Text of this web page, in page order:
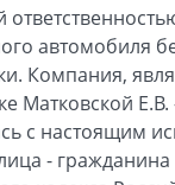
автомобиля
Компания,
Матковской
с настоящим
-